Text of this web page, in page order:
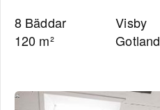
8 Bäddar
120 m²
Visby
Gotland